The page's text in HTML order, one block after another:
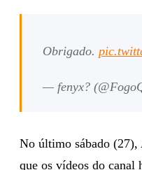
Obrigado.
— fenyx?
No último sábado
que os vídeos do canal